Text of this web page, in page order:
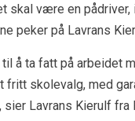
skal være en
peker på Lavrans
å ta fatt på arbeidet
fritt skolevalg, med
sier Lavrans Kierulf